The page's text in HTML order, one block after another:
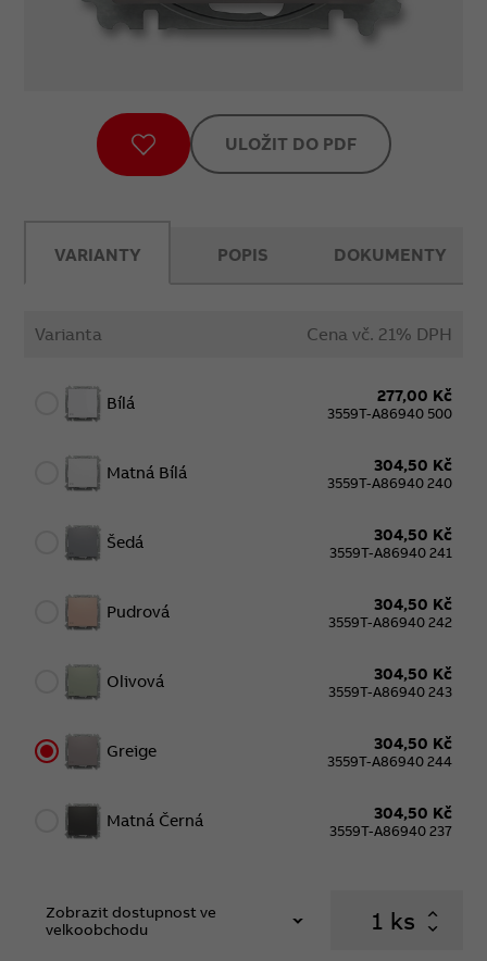
ULOŽIT DO PDF
VARIANTY
Varianta Cena vč. 21% DPH
Bílá 277,00 Kč
3559T-A86940 500
Matná Bílá 304,50 Kč
3559T-A86940 240
Šedá 304,50 Kč
3559T-A86940 241
Pudrová 304,50 Kč
3559T-A86940 242
Olivová 304,50 Kč
3559T-A86940 243
Greige 304,50 Kč
3559T-A86940 244
Matná Černá 304,50 Kč
3559T-A86940 237
Zobrazit dostupnost ve
velkoobchodu
ks
POPIS DOKUMENTY